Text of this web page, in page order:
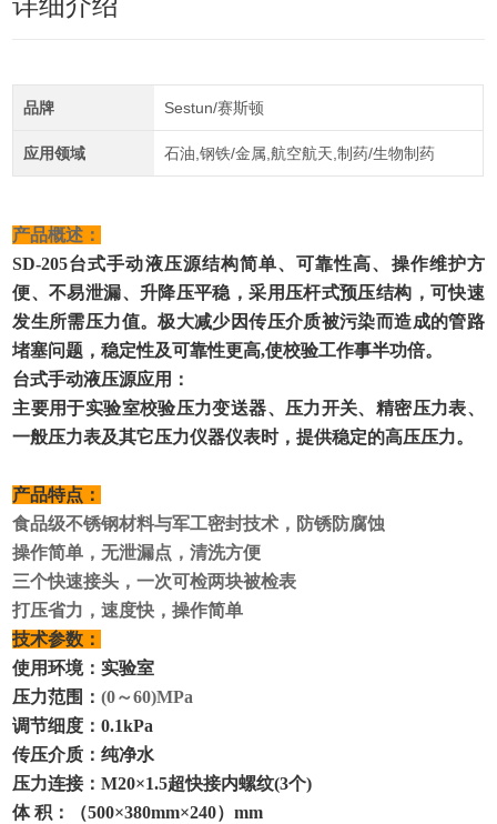
品牌 Sestun/赛斯顿
应用领域 石油,钢铁/金属,航空航天,制药/生物制药
产品概述：
SD-205台式手动液压源结构简单、可靠性高、操作维护方
便、不易泄漏、升降压平稳，采用压杆式预压结构，可快速
发生所需压力值。极大减少因传压介质被污染而造成的管路
堵塞问题，稳定性及可靠性更高,使校验工作事半功倍。
台式手动液压源应用：
主要用于实验室校验压力变送器、压力开关、精密压力表、
一般压力表及其它压力仪器仪表时，提供稳定的高压压力。
产品特点：
食品级不锈钢材料与军工密封技术，防锈防腐蚀
操作简单，无泄漏点，清洗方便
三个快速接头 ，一次可检两块被检表
打压省力，速度快，操作简单
技术参数 ：
使用环境：实验室
压力范围：(0～60)MPa
调节细度：0.1kPa
传压介质：纯净水
压力连接：M20×1.5超快接内螺纹(3个)
体 积：
（500×380mm×240）mm